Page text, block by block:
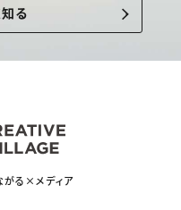
知る
がる×メディア